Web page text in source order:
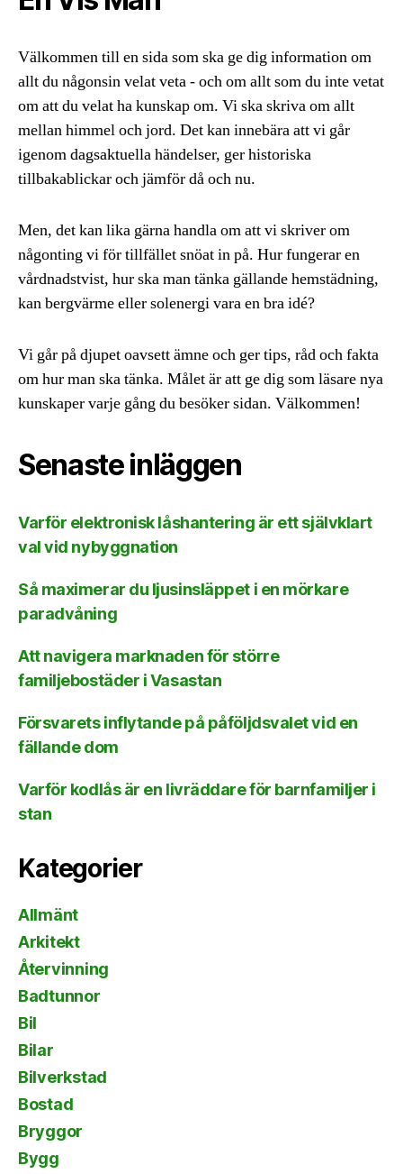
Välkommen till en sida som ska ge dig information om
allt du någonsin velat veta - och om allt som du inte vetat
om att du velat ha kunskap om. Vi ska skriva om allt
mellan himmel och jord. Det kan innebära att vi går
igenom dagsaktuella händelser, ger historiska
tillbakablickar och jämför då och nu.
Men, det kan lika gärna handla om att vi skriver om
någonting vi för tillfället snöat in på. Hur fungerar en
vårdnadstvist, hur ska man tänka gällande hemstädning,
kan bergvärme eller solenergi vara en bra idé?
Vi går på djupet oavsett ämne och ger tips, råd och fakta
om hur man ska tänka. Målet är att ge dig som läsare nya
kunskaper varje gång du besöker sidan. Välkommen!
Senaste inläggen
Varför elektronisk låshantering är ett självklart
val vid nybyggnation
Så maximerar du ljusinsläppet i en mörkare
paradvåning
Att navigera marknaden för större
familjebostäder i Vasastan
Försvarets inflytande på påföljdsvalet vid en
fällande dom
Varför kodlås är en livräddare för barnfamiljer i
stan
Kategorier
Allmänt
Arkitekt
Återvinning
Badtunnor
Bil
Bilar
Bilverkstad
Bostad
Bryggor
Bygg